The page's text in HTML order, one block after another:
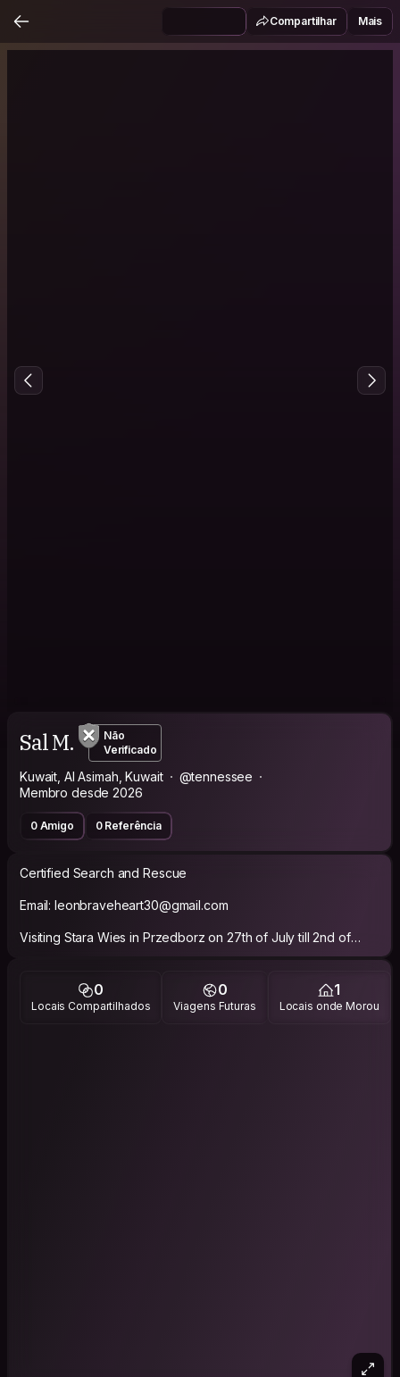
Compartilhar Mais
Sal M.
Não
Verificado
Kuwait, Al Asimah, Kuwait
@tennessee
Membro desde 2026
0 Amigo 0 Referência
Certified Search and Rescue
Email: leonbraveheart30@gmail.com
Visiting Stara Wies in Przedborz on 27th of July till 2nd of
Living life like we're renegades.
0
Locais Compartilhados
0
Viagens Futuras
1
Locais onde Morou